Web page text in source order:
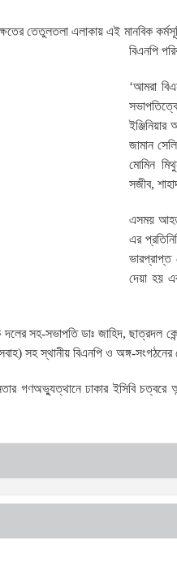
তেতুলতলা এলাকায় এই মানবিক
বিএনপি
‘আমরা
জামান
মোমিন
সজীব,
এসময় আহত
এর
ভারপ্রাপ্ত
দেয়া হয়
সহ-সভাপতি ডাঃ জাহিদ, ছাত্রদল
সহ স্থানীয় বিএনপি ও অঙ্গ-সংগঠনের
গণঅভ্যুত্থানে ঢাকার ইসিবি